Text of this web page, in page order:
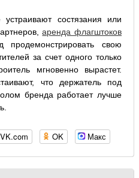
состязания или
аренда флагштоков
свою
за счет одного только
мгновенно вырастет.
что держатель под
бренда работает лучше
VK.com OK Макс